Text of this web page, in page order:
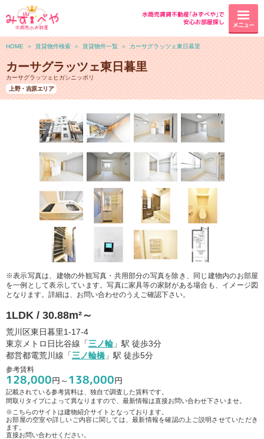
水商売賃貸不動産｢みずべや｣で
安心お部屋探し
メニュー
HOME ＞ 賃貸物件検索 ＞ 賃貸物件一覧 ＞ カーサグラッツェ東日暮里
カーサグラッツェ東日暮里
カーサグラッツェヒガシニッポリ
上野・吉原エリア
※表示写真は、建物の外観写真・共用部分の写真を除き、同じ建物内のお部屋
を一例として表示しています。写真に家具等の家財がある場合も、イメージ図
となります。詳細は、お問い合わせのうえご確認下さい。
1LDK / 30.88m²～
荒川区東日暮里1-17-4
東京メトロ日比谷線「三ノ輪 」駅 徒歩3分
都営都電荒川線「三ノ輪橋 」駅 徒歩5分
参考賃料
128,000円～ 138,000円
記載されている参考賃料は、独自で調査した賃料です。
間取りタイプによって異なりますので、最新情報は直接お問い合わせ下さいませ。
※こちらのサイトは建物紹介サイトとなっております。
お部屋の空室や詳しいご内容に関しては、最新情報を確認の上ご説明させていただき
ます。
直接お問い合わせください。